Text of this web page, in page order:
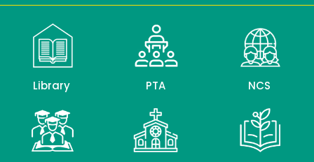
Library PTA NCS